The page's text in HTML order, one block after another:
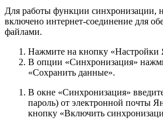
Для работы функции синхронизации,
включено интернет-соединение для
файлами.
Нажмите на кнопку «Настройки
В опции «Синхронизация»
«Сохранить данные».
В окне «Синхронизация»
пароль) от электронной почты
кнопку «Включить